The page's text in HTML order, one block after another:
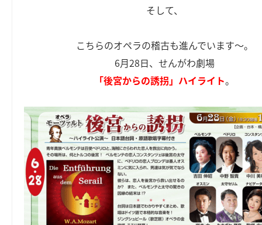
そして、
こちらのオペラの稽古も進んでいます～。
6月28日、せんがわ劇場
「後宮からの誘拐」ハイライト。